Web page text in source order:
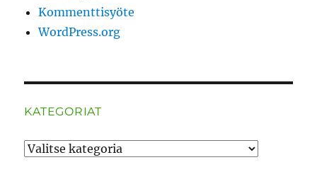
Kommenttisyöte
WordPress.org
KATEGORIAT
Kategoriat